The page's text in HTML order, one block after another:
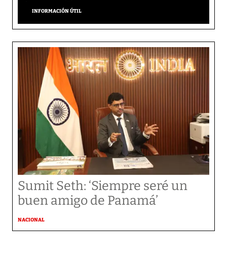
INFORMACIÓN ÚTIL
Sumit Seth: ‘Siempre seré un
buen amigo de Panamá’
NACIONAL